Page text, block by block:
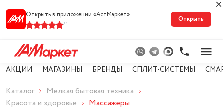
Открыть в приложении «АстМарке‪т‬»
41
Открыть
АКЦИИ МАГАЗИНЫ БРЕНДЫ СПЛИТ-СИСТЕМЫ
Каталог
Мелкая бытовая техника
Красота и здоровье
Массажеры